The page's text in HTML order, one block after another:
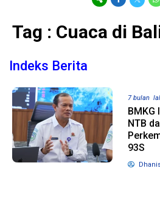
Tag : Cuaca di
Indeks Berita
7 bulan
BMKG
NTB
93S